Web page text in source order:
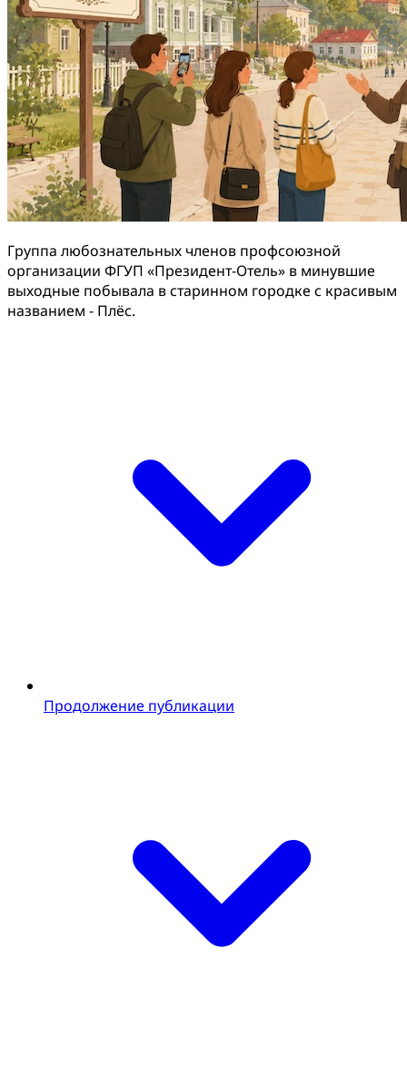
Группа любознательных членов профсоюзной
организации ФГУП «Президент-Отель» в минувшие
выходные побывала в старинном городке с красивым
названием - Плёс.
Продолжение публикации